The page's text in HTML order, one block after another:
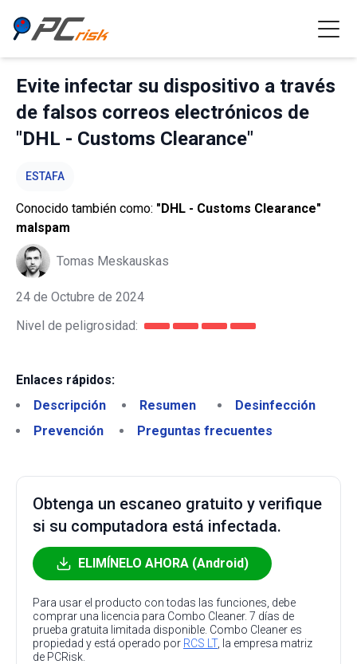
Evite infectar su dispositivo a través
de falsos correos electrónicos de
"DHL - Customs Clearance"
ESTAFA
Conocido también como: "DHL - Customs Clearance"
malspam
Tomas Meskauskas
24 de Octubre de 2024
Nivel de peligrosidad:
Enlaces rápidos:
Descripción
Resumen
Desinfección
Prevención
Preguntas frecuentes
Obtenga un escaneo gratuito y verifique
si su computadora está infectada.
ELIMÍNELO AHORA (Android)
Para usar el producto con todas las funciones, debe
comprar una licencia para Combo Cleaner. 7 días de
prueba gratuita limitada disponible. Combo Cleaner es
propiedad y está operado por RCS LT, la empresa matriz
de PCRisk.